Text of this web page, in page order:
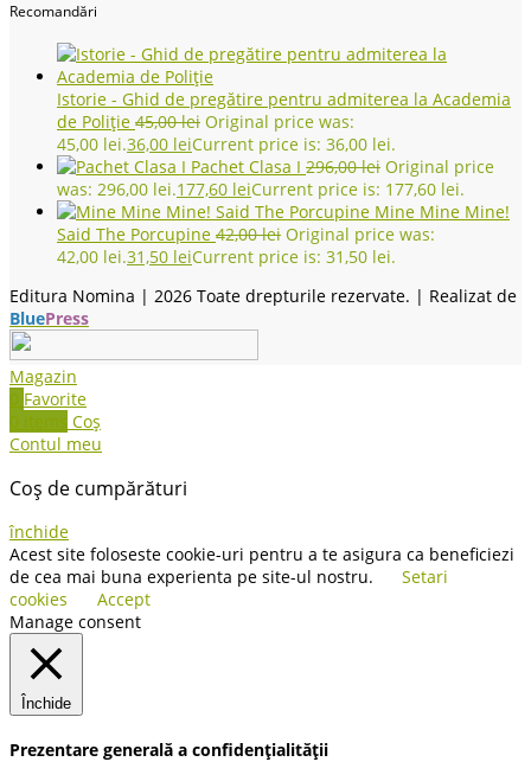
Recomandări
Istorie - Ghid de pregătire pentru admiterea la Academia
de Poliţie 45,00lei Original price was:
45,00 lei.36,00 leiCurrent price is: 36,00 lei.
Pachet Clasa I 296,00lei Original price
was: 296,00 lei.177,60 leiCurrent price is: 177,60 lei.
Mine Mine Mine!
Said The Porcupine 42,00lei Original price was:
42,00 lei.31,50 leiCurrent price is: 31,50 lei.
Editura Nomina | 2026 Toate drepturile rezervate. | Realizat de
BluePress
Magazin
0 Favorite
0 items Coș
Contul meu
Coș de cumpărături
închide
Acest site foloseste cookie-uri pentru a te asigura ca beneficiezi
de cea mai buna experienta pe site-ul nostru.
Setari
cookies
Accept
Manage consent
Închide
Prezentare generală a confidențialității